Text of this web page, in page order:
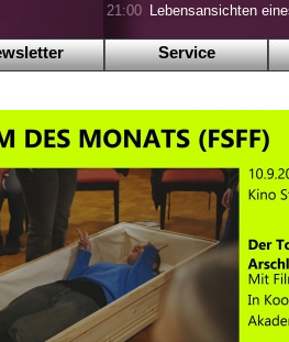
21:00 Lebensansichten
Service